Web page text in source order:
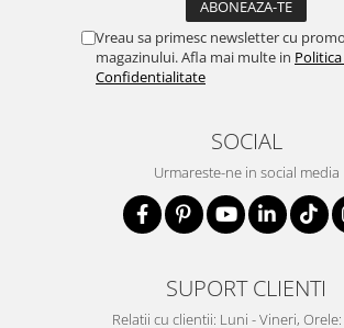
Vreau sa primesc newsletter cu
magazinului. Afla mai multe in
Confidentialitate
SOCIAL
Urmareste-ne in social media
SUPORT CLIENTI
Relatii cu clientii: Luni - Vineri,